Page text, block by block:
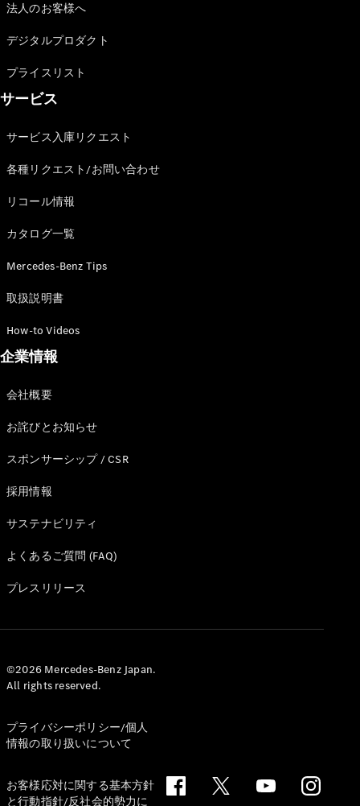
オンライン
ショールー
認定中古車
フェア・イ
ベント キャ
ンペーン
ス(リース/
法人のお客
認定中古車
とは
レーション
試乗リクエ
デジタルプ
ロダクト
サービスプ
ログラム
法人のお客様へ
デジタルプロダクト
プライスリスト
サービス
サービス入庫リクエスト
各種リクエスト/お問い合わせ
リコール情報
カタログ一覧
Mercedes-Benz Tips
取扱説明書
How-to Videos
企業情報
会社概要
お詫びとお知らせ
スポンサーシップ / CSR
採用情報
サステナビリティ
よくあるご質問 (FAQ)
プレスリリース
©2026 Mercedes-Benz Japan.
All rights reserved.
プライバシーポリシー/個人
情報の取り扱いについて
お客様応対に関する基本方針
と行動指針/反社会的勢力に